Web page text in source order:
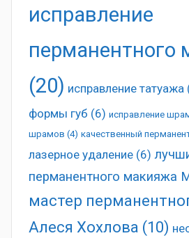
исправление
перманентного
(20) исправление татуажа
формы губ (6) исправление
шрамов (4) качественный
лазерное удаление (6)
перманентного макияжа
мастер
Алеся Хохлова (10)